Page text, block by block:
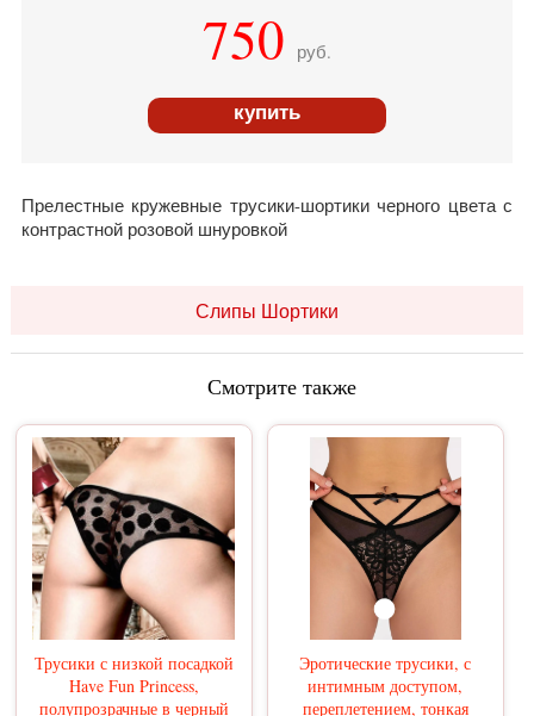
750 руб.
купить
Прелестные кружевные трусики-шортики черного цвета с
контрастной розовой шнуровкой
Слипы Шортики
Смотрите также
Трусики с низкой посадкой
Have Fun Princess,
полупрозрачные в черный
Эротические трусики, с
интимным доступом,
переплетением, тонкая